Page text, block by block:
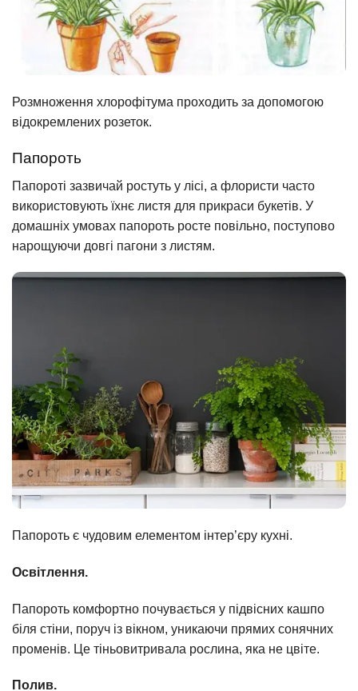
Розмноження хлорофітума проходить за допомогою
відокремлених розеток.
Папороть
Папороті зазвичай ростуть у лісі, а флористи часто
використовують їхнє листя для прикраси букетів. У
домашніх умовах папороть росте повільно, поступово
нарощуючи довгі пагони з листям.
Папороть є чудовим елементом інтер’єру кухні.
Освітлення.
Папороть комфортно почувається у підвісних кашпо
біля стіни, поруч із вікном, уникаючи прямих сонячних
променів. Це тіньовитривала рослина, яка не цвіте.
Полив.